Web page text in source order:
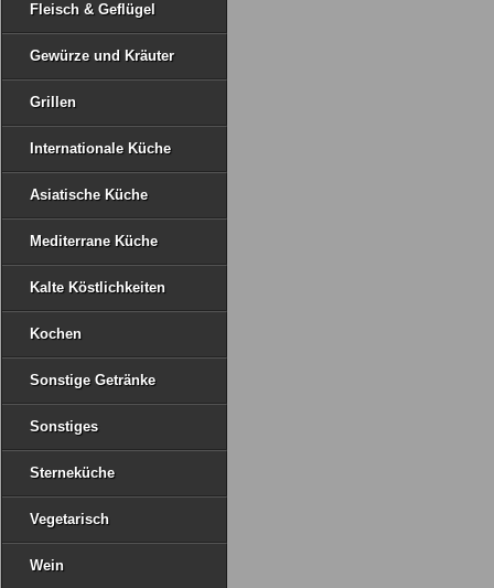
Fleisch & Geflügel
Gewürze und Kräuter
Grillen
Internationale Küche
Asiatische Küche
Mediterrane Küche
Kalte Köstlichkeiten
Kochen
Sonstige Getränke
Sonstiges
Sterneküche
Vegetarisch
Wein